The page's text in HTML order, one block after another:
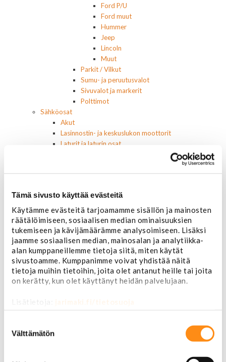
Tämä sivusto käyttää evästeitä
Käytämme evästeitä tarjoamamme sisällön ja mainosten
räätälöimiseen, sosiaalisen median ominaisuuksien
tukemiseen ja kävijämäärämme analysoimiseen. Lisäksi
jaamme sosiaalisen median, mainosalan ja analytiikka-
alan kumppaneillemme tietoja siitä, miten käytät
sivustoamme. Kumppanimme voivat yhdistää näitä
tietoja muihin tietoihin, joita olet antanut heille tai joita
on kerätty, kun olet käyttänyt heidän palvelujaan.
Lisätietoja: jarimaki.fi/tietosuoja
valinta
Välttämätön
Ford P/U
Ford muut
Hummer
Jeep
Lincoln
Muut
Parkit / Vilkut
Sumu- ja peruutusvalot
Sivuvalot ja markerit
Polttimot
Sähköosat
Akut
Lasinnostin- ja keskuslukon moottorit
Laturit ja laturin osat
Lämmitys ja ilmastointi
Kennot
Kompressorit ja osat
Käyttöpaneelit / kytkimet
Moottorit
Ilmastoinnin osat
Muut
Ohjainlaitteet
Startit ja startin osat
Starttimoottorit
Sytytysosat